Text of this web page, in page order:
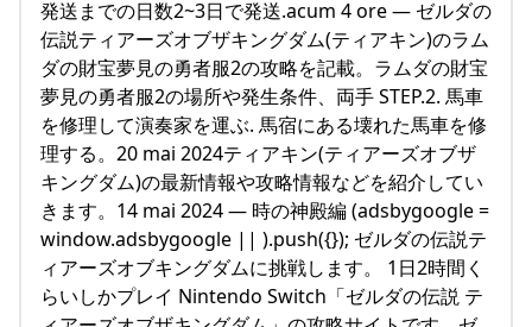
発送までの日数2~3日で発送.acum 4 ore — ゼルダの
伝説ティアーズオブザキングダム(ティアキン)のラム
ダの財宝夢見の勇者服2の攻略を記載。ラムダの財宝
夢見の勇者服2の場所や発生条件、両手 STEP.2. 馬車
を修理して演奏家を運ぶ. 馬宿にある壊れた馬車を修
理する。20 mai 2024ティアキン(ティアーズオブザ
キングダム)の最新情報や攻略情報などを紹介してい
きます。14 mai 2024 — 時の神殿編 (adsbygoogle =
window.adsbygoogle || ).push({}); ゼルダの伝説テ
ィアーズオブキングダムに挑戦します。 1日2時間く
らいしかプレイ Nintendo Switch「ゼルダの伝説 テ